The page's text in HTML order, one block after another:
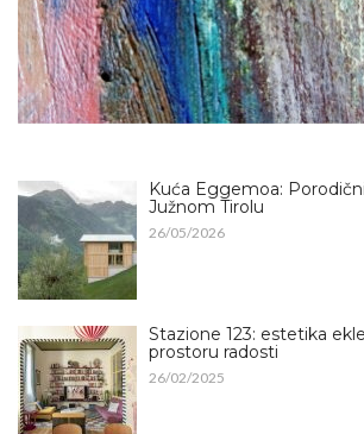
Kuća Eggemoa:
Južnom Tirolu
26/05/2026
Stazione 123: estetika
prostoru radosti
26/02/2025